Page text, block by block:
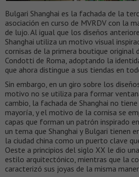
Bulgari Shanghai es la fachada de la
asociación en curso de MVRDV con la
de lujo. Al igual que los diseños
Shanghai utiliza un motivo visual
cornisas de la primera boutique original
Condotti de Roma, adoptando la
que ahora distingue a sus tiendas en
Sin embargo, en un giro sobre los
motivo no se utiliza para formar
cambio, la fachada de Shanghai no
mayoría, y el motivo de la cornisa se
capas que forman un patrón inspirado
un tema que Shanghai y Bulgari tienen
la ciudad china como un puerto clave
Oeste a principios del siglo XX le dio
estilo arquitectónico, mientras que la
caracterizó sus joyas de la misma